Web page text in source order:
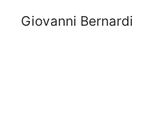
Giovanni Bernardi